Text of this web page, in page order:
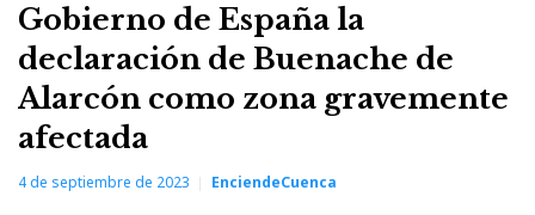
Gobierno de España la
declaración de Buenache de
Alarcón como zona gravemente
afectada
4 de septiembre de 2023 EnciendeCuenca